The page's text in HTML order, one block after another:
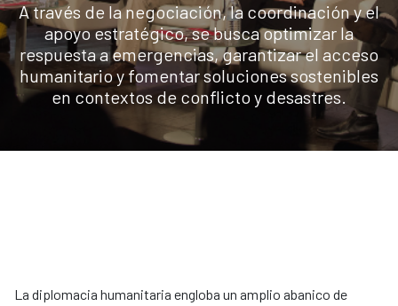
A través de la negociación, la coordinación y el
apoyo estratégico, se busca optimizar la
respuesta a emergencias, garantizar el acceso
humanitario y fomentar soluciones sostenibles
en contextos de conflicto y desastres.
La diplomacia humanitaria engloba un amplio abanico de